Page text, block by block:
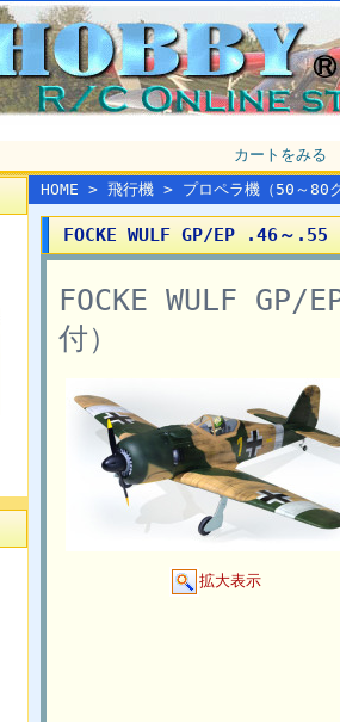
カートをみる
HOME > 飛行機 > プロペラ機（50～80
FOCKE WULF GP/EP .46～
FOCKE WULF
付）
拡大表示